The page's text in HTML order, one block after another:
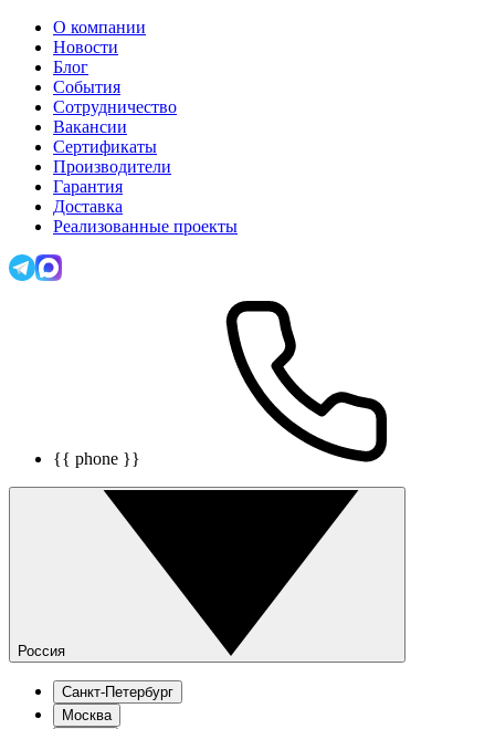
О компании
Новости
Блог
События
Сотрудничество
Вакансии
Сертификаты
Производители
Гарантия
Доставка
Реализованные проекты
{{ phone }}
Россия
Санкт-Петербург
Москва